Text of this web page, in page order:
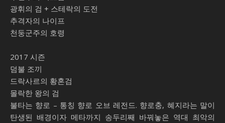
광휘의 검 + 스테락의 도전
추격자의 나이프
천둥군주의 호령
2017 시즌
덤불 조끼
드락사르의 황혼검
몰락한 왕의 검
불타는 향로 – 통칭 향로 오브 레전드. 향로충, 혜지라는 말이
탄생된 배경이자 메타까지 송두리째 바꿔놓은 역대 최악의